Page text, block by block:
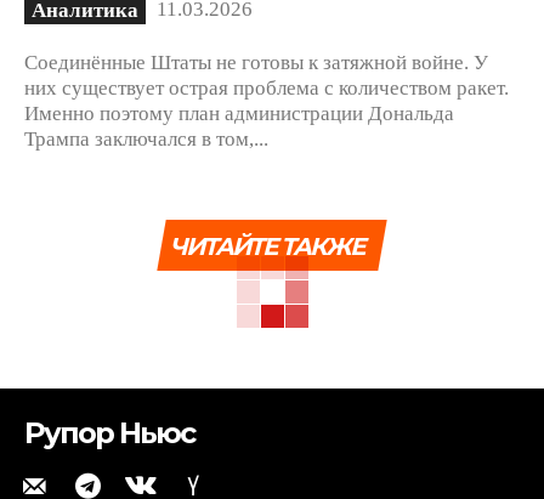
Аналитика 11.03.2026
Соединённые Штаты не готовы к затяжной войне. У
них существует острая проблема с количеством ракет.
Именно поэтому план администрации Дональда
Трампа заключался в том,...
ЧИТАЙТЕ ТАКЖЕ
Рупор Ньюс